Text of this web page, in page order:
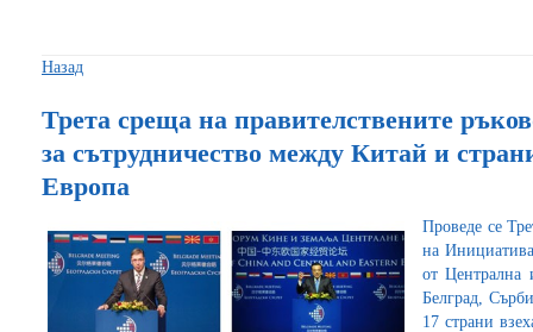
Назад
Трета среща на правителствените
за сътрудничество между Китай и
Европа
Проведе се
на
от
Белград,
17 страни